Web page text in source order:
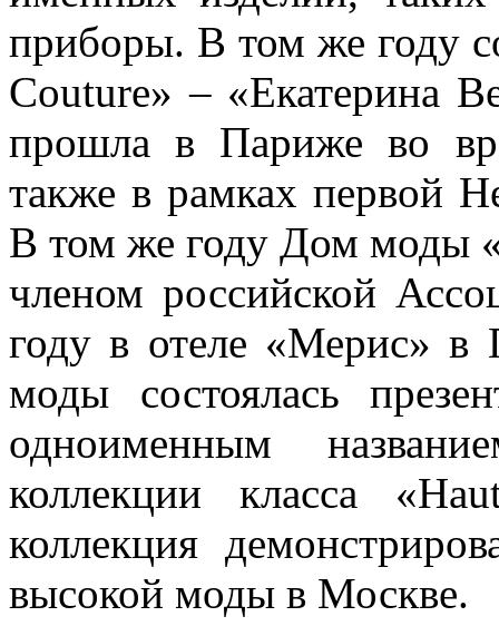
приборы. В том же году
Couture» – «Екатерина
прошла в Париже во
также в рамках первой
В том же году Дом моды
членом российской
году в отеле «Мерис»
моды состоялась
одноименным
коллекции класса
коллекция
высокой моды в Москве.